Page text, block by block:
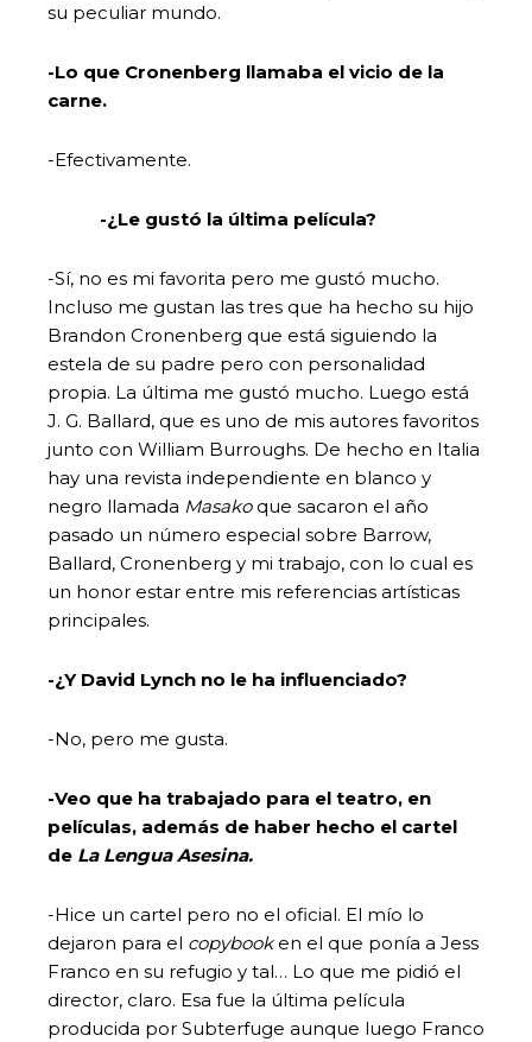
su peculiar mundo.
-Lo que Cronenberg llamaba el vicio de la
carne.
-Efectivamente.
-¿Le gustó la última película?
-Sí, no es mi favorita pero me gustó mucho.
Incluso me gustan las tres que ha hecho su hijo
Brandon Cronenberg que está siguiendo la
estela de su padre pero con personalidad
propia. La última me gustó mucho. Luego está
J. G. Ballard, que es uno de mis autores favoritos
junto con William Burroughs. De hecho en Italia
hay una revista independiente en blanco y
negro llamada Masakoque sacaron el año
pasado un número especial sobre Barrow,
Ballard, Cronenberg y mi trabajo, con lo cual es
un honor estar entre mis referencias artísticas
principales.
-¿Y David Lynch no le ha influenciado?
-No, pero me gusta.
-Veo que ha trabajado para el teatro, en
películas, además de haber hecho el cartel
de La Lengua Asesina.
-Hice un cartel pero no el oficial. El mío lo
dejaron para el copybooken el que ponía a Jess
Franco en su refugio y tal… Lo que me pidió el
director, claro. Esa fue la última película
producida por Subterfuge aunque luego Franco